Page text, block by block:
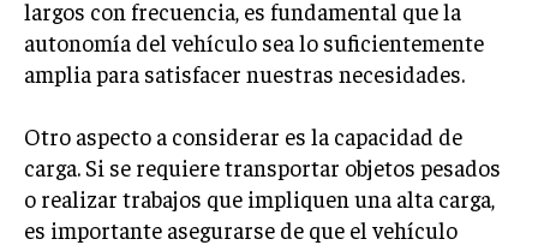
largos con frecuencia, es fundamental que la
autonomía del vehículo sea lo suficientemente
amplia para satisfacer nuestras necesidades.
Otro aspecto a considerar es la capacidad de
carga. Si se requiere transportar objetos pesados
o realizar trabajos que impliquen una alta carga,
es importante asegurarse de que el vehículo